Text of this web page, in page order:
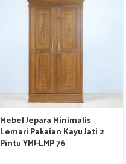
Mebel Jepara Minimalis
Lemari Pakaian Kayu Jati 2
Pintu YMJ-LMP 76